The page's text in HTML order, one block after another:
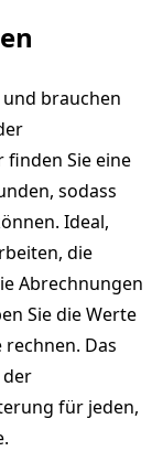
brauchen
finden Sie eine
sodass
Ideal,
die
Abrechnungen
Sie die Werte
Das
für jeden,